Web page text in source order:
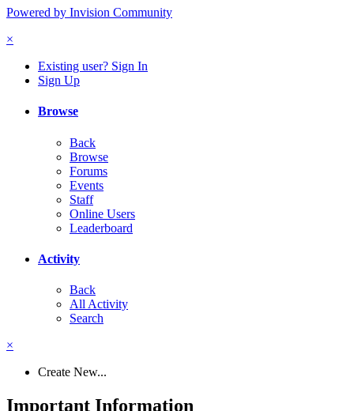
Powered by Invision Community
×
Existing user? Sign In
Sign Up
Browse
Back
Browse
Forums
Events
Staff
Online Users
Leaderboard
Activity
Back
All Activity
Search
×
Create New...
Important Information